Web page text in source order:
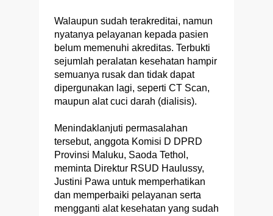
Walaupun sudah terakreditai, namun
nyatanya pelayanan kepada pasien
belum memenuhi akreditas. Terbukti
sejumlah peralatan kesehatan hampir
semuanya rusak dan tidak dapat
dipergunakan lagi, seperti CT Scan,
maupun alat cuci darah (dialisis).
Menindaklanjuti permasalahan
tersebut, anggota Komisi D DPRD
Provinsi Maluku, Saoda Tethol,
meminta Direktur RSUD Haulussy,
Justini Pawa untuk memperhatikan
dan memperbaiki pelayanan serta
mengganti alat kesehatan yang sudah